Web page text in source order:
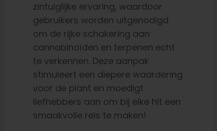
zintuiglijke ervaring, waardoor
gebruikers worden uitgenodigd
om de rijke schakering aan
cannabinoïden en terpenen echt
te verkennen. Deze aanpak
stimuleert een diepere waardering
voor de plant en moedigt
liefhebbers aan om bij elke hit een
smaakvolle reis te maken!